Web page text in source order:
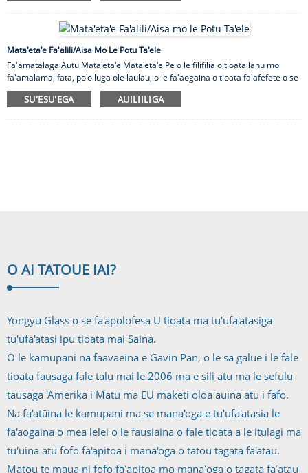
Mata'eta'e Fa'alili/Aisa Mo Le Potu Ta'ele
Fa'amatalaga Autu Mata'eta'e Mata'eta'e Pe o le filifilia o tioata lanu mo
fa'amalama, fata, po'o luga ole laulau, o le fa'aogaina o tioata fa'afefete o se
filifiliga lava. O lenei tioata e malosi ma e le mafai ona ta'e pe a a'afia. O
tioata e foliga tutusa lava ma pane masani, ma avea ai ma se filifiliga sili mo i
SU'ESU'EGA AUILIILIGA
O AI TATOUE IAI?
Yongyu Glass o se fa'apolofesa U tioata ma tu'ufa'atasiga
tu'ufa'atasi ipu tioata mai Saina.
O le kamupani na faavaeina e Gavin Pan, o le sa galue i le fale
tioata fausaga fale talu mai le 2006 ma e sili atu ma le sefulu
tausaga 'Amerika i Matu ma EU maketi oloa auina atu i fafo.
Na fa'atūina le kamupani ma se mana'oga e tu'ufa'atasia le
fa'aogaina o mea lelei o le fausiaina o fale tioata a le itulagi ma
tu'uina atu fofo fa'apitoa i mana'oga o tatou tagata fa'atau.
Matou te maua ni fofo faʻapitoa mo manaʻoga o tagata faʻatau